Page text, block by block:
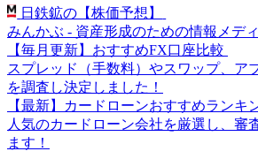
日鉄鉱の【株価予想】
みんかぶ - 資産形成のための情報メデ
【毎月更新】おすすめFX口座比較
スプレッド（手数料）やスワップ、ア
を調査し決定しました！
【最新】カードローンおすすめランキ
人気のカードローン会社を厳選し、審
ます！